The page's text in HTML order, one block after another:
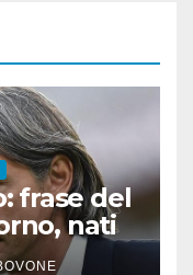
frase del
nati